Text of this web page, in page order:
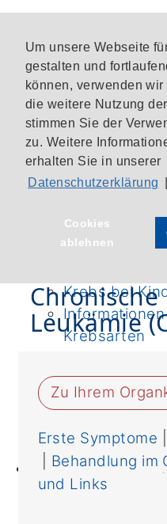
Um unsere Webseite
gestalten und
können, verwenden
die weitere Nutzung
stimmen Sie der
zu. Weitere
erhalten Sie in unserer
Datenschutzerklärung
Cookies
ablehnen
CIO-
Unsere
Krebs bei
Krebsarten
von A biz
Onkologische
Prävention
Ernährung
Startseite
Leukämie
Zu Ihrem
Erste Symptome
Behandlung im
und Links